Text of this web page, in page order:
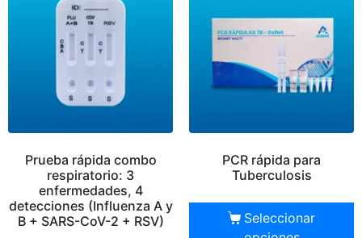
Prueba rápida combo
respiratorio: 3
enfermedades, 4
detecciones (Influenza A y
B + SARS-CoV-2 + RSV)
PCR rápida para
Tuberculosis
Seleccionar